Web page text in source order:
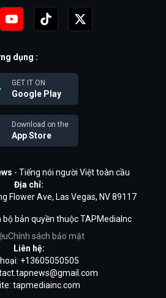
dụng :
GET IT ON
Google Play
Download on the
App Store
- Tiếng nói người Việt toàn cầu
Địa chỉ:
Flower Ave, Las Vegas, NV 89117
bản quyền thuộc TAPMediaInc
Chính sách bảo mật
Liên hệ:
+13605050505
tapmediainc.com